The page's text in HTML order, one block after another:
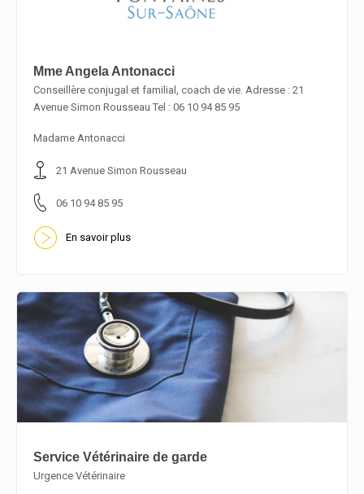
Mme Angela Antonacci
Conseillère conjugal et familial, coach de vie. Adresse : 21
Avenue Simon Rousseau Tel : 06 10 94 85 95
Madame Antonacci
21 Avenue Simon Rousseau
06 10 94 85 95
En savoir plus
Service Vétérinaire de garde
Urgence Vétérinaire